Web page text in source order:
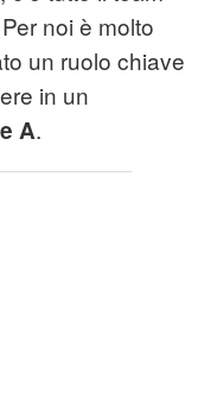
noi è molto
un ruolo chiave
in un
A.